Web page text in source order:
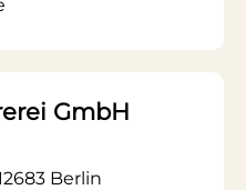
GmbH
Berlin